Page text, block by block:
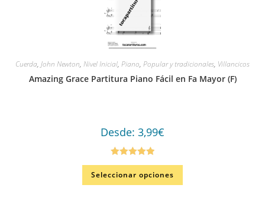
Cuerda, John Newton, Nivel Inicial, Piano, Popular y tradicionales, Villancicos
Amazing Grace Partitura Piano Fácil en Fa Mayor (F)
Desde: 3,99€
Valorado en
5.00de 5
Seleccionar opciones